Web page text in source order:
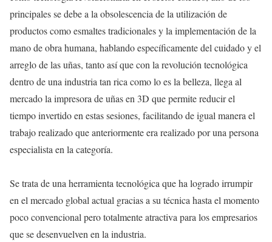
principales se debe a la obsolescencia de la utilización de
productos como esmaltes tradicionales y la implementación de la
mano de obra humana, hablando específicamente del cuidado y el
arreglo de las uñas, tanto así que con la revolución tecnológica
dentro de una industria tan rica como lo es la belleza, llega al
mercado la impresora de uñas en 3D que permite reducir el
tiempo invertido en estas sesiones, facilitando de igual manera el
trabajo realizado que anteriormente era realizado por una persona
especialista en la categoría.
Se trata de una herramienta tecnológica que ha logrado irrumpir
en el mercado global actual gracias a su técnica hasta el momento
poco convencional pero totalmente atractiva para los empresarios
que se desenvuelven en la industria.